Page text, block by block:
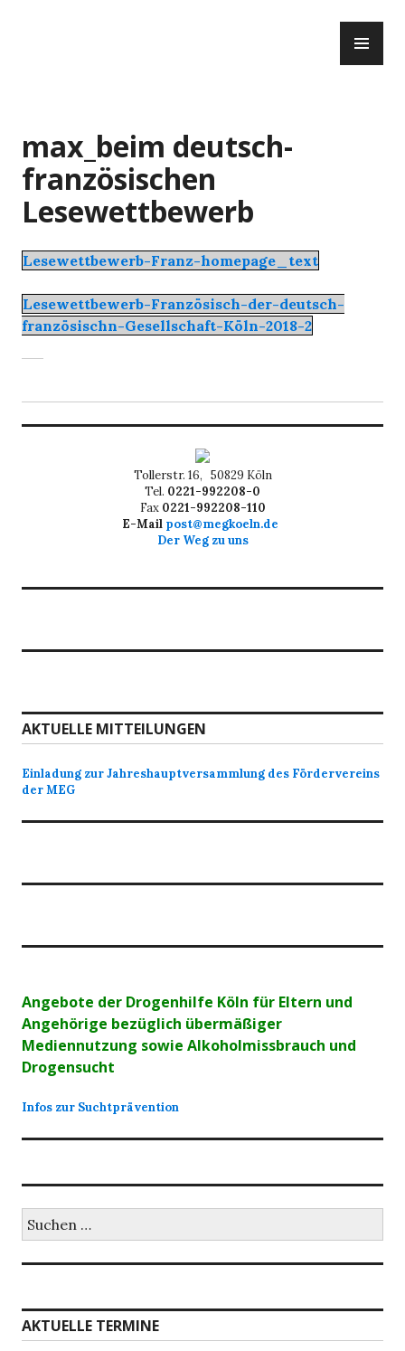
max_beim deutsch-
französischen
Lesewettbewerb
Lesewettbewerb-Franz-homepage_text
Lesewettbewerb-Französisch-der-deutsch-
französischn-Gesellschaft-Köln-2018-2
Tollerstr. 16, 50829 Köln
Tel. 0221-992208-0
Fax 0221-992208-110
E-Mail post@megkoeln.de
Der Weg zu uns
AKTUELLE MITTEILUNGEN
Einladung zur Jahreshauptversammlung des Fördervereins
der MEG
Angebote der Drogenhilfe Köln für Eltern und
Angehörige bezüglich übermäßiger
Mediennutzung sowie Alkoholmissbrauch und
Drogensucht
Infos zur Suchtprävention
nach:
AKTUELLE TERMINE